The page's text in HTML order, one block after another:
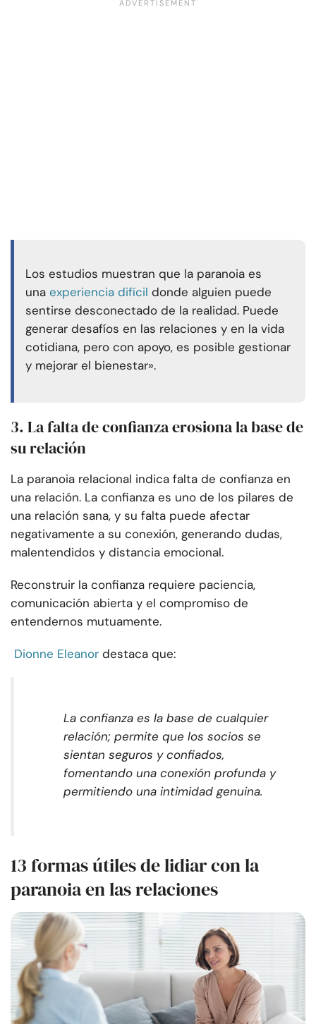
Los estudios muestran que la paranoia es
una experiencia difícil donde alguien puede
sentirse desconectado de la realidad. Puede
generar desafíos en las relaciones y en la vida
cotidiana, pero con apoyo, es posible gestionar
y mejorar el bienestar».
3. La falta de confianza erosiona la base de
su relación
La paranoia relacional indica falta de confianza en
una relación. La confianza es uno de los pilares de
una relación sana, y su falta puede afectar
negativamente a su conexión, generando dudas,
malentendidos y distancia emocional.
Reconstruir la confianza requiere paciencia,
comunicación abierta y el compromiso de
entendernos mutuamente.
Dionne Eleanor destaca que:
La confianza es la base de cualquier
relación; permite que los socios se
sientan seguros y confiados,
fomentando una conexión profunda y
permitiendo una intimidad genuina.
13 formas útiles de lidiar con la
paranoia en las relaciones